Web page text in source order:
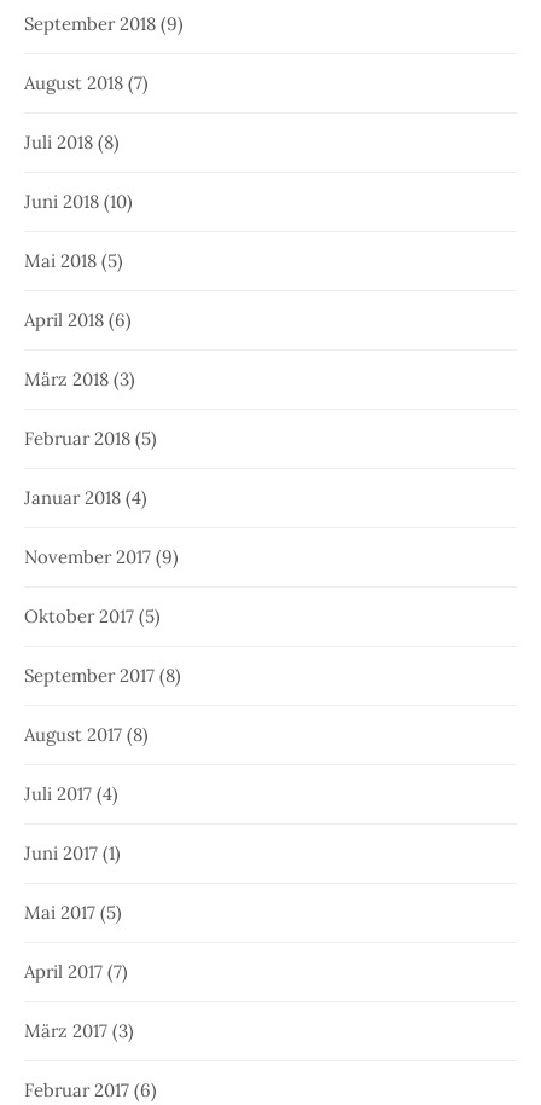
September 2018 (9)
August 2018 (7)
Juli 2018 (8)
Juni 2018 (10)
Mai 2018 (5)
April 2018 (6)
März 2018 (3)
Februar 2018 (5)
Januar 2018 (4)
November 2017 (9)
Oktober 2017 (5)
September 2017 (8)
August 2017 (8)
Juli 2017 (4)
Juni 2017 (1)
Mai 2017 (5)
April 2017 (7)
März 2017 (3)
Februar 2017 (6)